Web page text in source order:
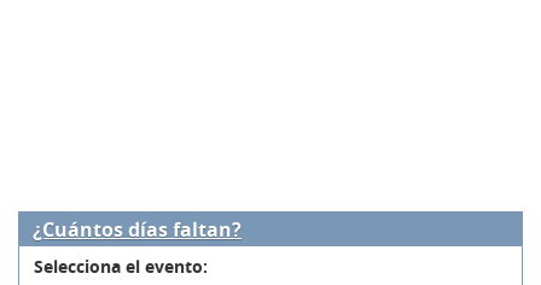
¿Cuántos días faltan?
Selecciona el evento: